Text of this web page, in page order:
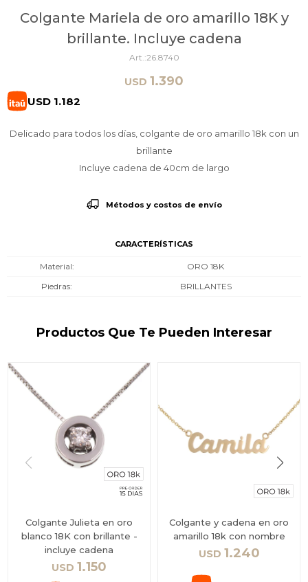
Colgante Mariela de oro amarillo 18K y
brillante. Incluye cadena
26.8740
USD 1.390
USD 1.182
Delicado para todos los días, colgante de oro amarillo 18k con un
brillante
Incluye cadena de 40cm de largo
Métodos y costos de envío
CARACTERÍSTICAS
Material
ORO 18K
Piedras
BRILLANTES
Productos Que Te Pueden Interesar
Colgante Julieta en oro
blanco 18K con brillante -
incluye cadena
USD 1.150
Colgante y cadena en oro
amarillo 18k con nombre
USD 1.240